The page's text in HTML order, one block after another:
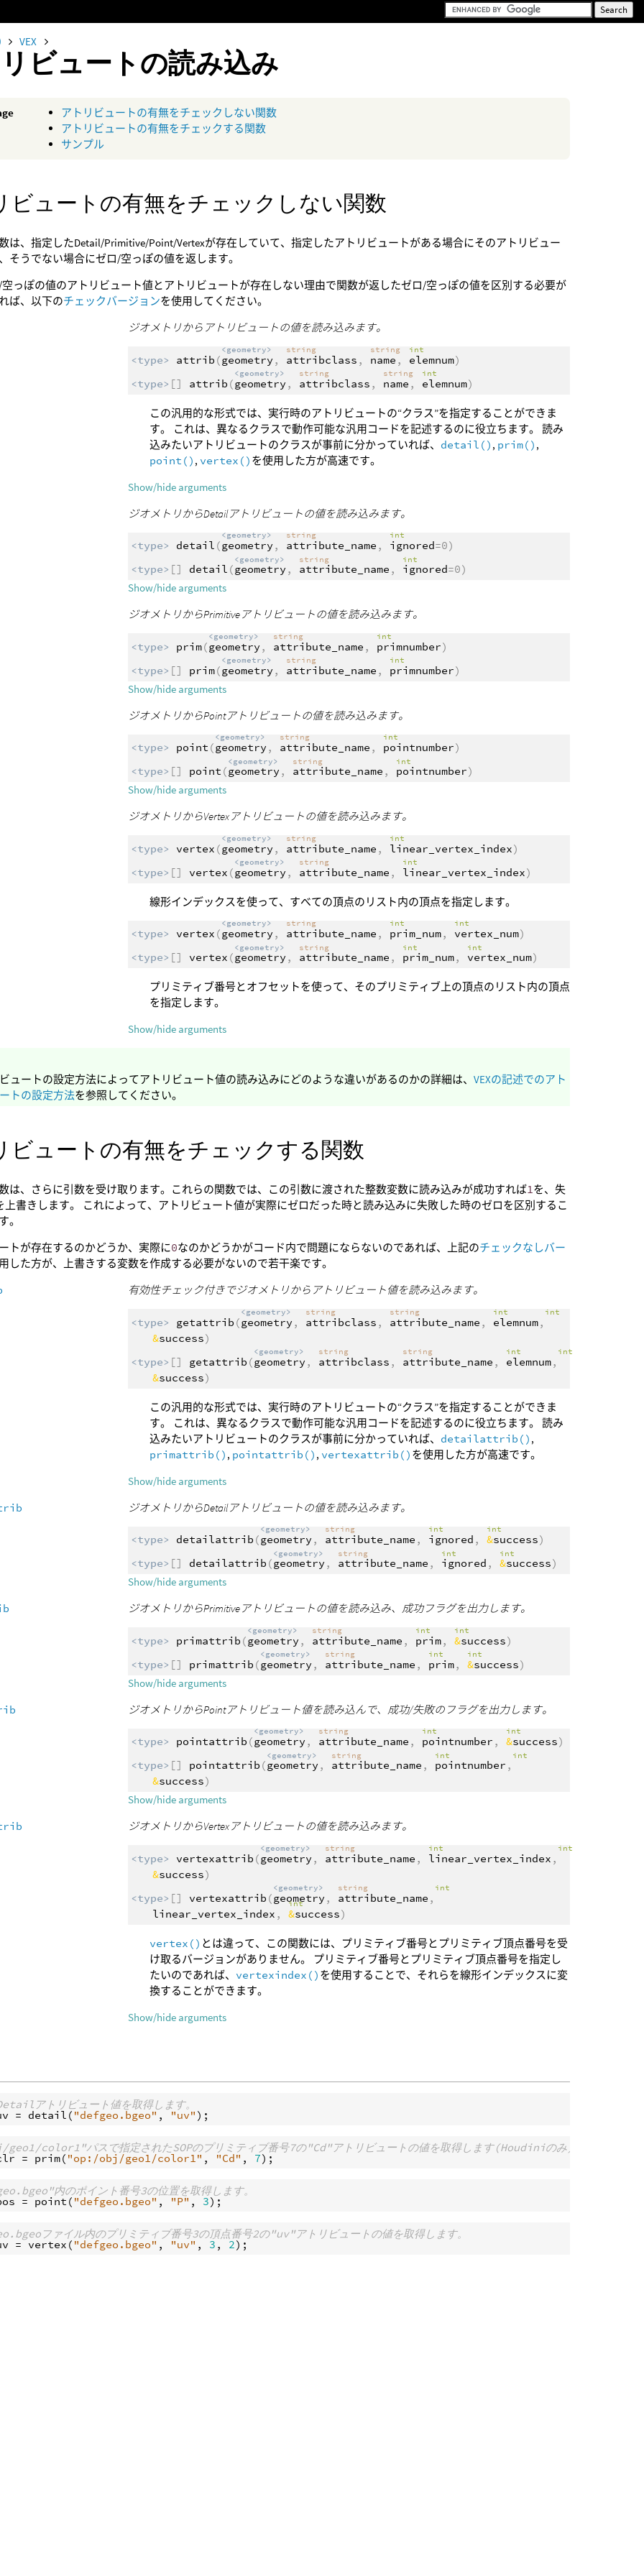
VEX
ビュートの読み込み
アトリビュートの有無をチェックしない関数
アトリビュートの有無をチェックする関数
サンプル
ビュートの有無をチェックしない関数
は、指定したDetail/Primitive/Point/Vertexが存在していて、指定したアトリビュートがある場合にそのアトリビュー
そうでない場合にゼロ/空っぽの値を返します。
っぽの値のアトリビュート値とアトリビュートが存在しない理由で関数が返したゼロ/空っぽの値を区別する必要が
ば、以下のチェックバージョンを使用してください。
ジオメトリからアトリビュートの値を読み込みます。
<type> attrib (
<geometry>
geometry ,
string
attribclass ,
string
name ,
int
elemnum)
<type> [] attrib (
<geometry>
geometry ,
string
attribclass ,
string
name ,
int
elemnum)
この汎用的な形式では、実行時のアトリビュートの“クラス”を指定することができま
す。 これは、異なるクラスで動作可能な汎用コードを記述するのに役立ちます。 読み
込みたいアトリビュートのクラスが事前に分かっていれば、 detail() , prim() ,
point() , vertex() を使用した方が高速です。
Show/hide arguments
ジオメトリからDetailアトリビュートの値を読み込みます。
<type> detail (
<geometry>
geometry ,
string
attribute_name ,
int
ignored=0)
<type> [] detail (
<geometry>
geometry ,
string
attribute_name ,
int
ignored=0)
Show/hide arguments
ジオメトリからPrimitiveアトリビュートの値を読み込みます。
<type> prim(
<geometry>
geometry ,
string
attribute_name ,
int
primnumber)
<type> [] prim(
<geometry>
geometry ,
string
attribute_name ,
int
primnumber)
Show/hide arguments
ジオメトリからPointアトリビュートの値を読み込みます。
<type> point (
<geometry>
geometry ,
string
attribute_name ,
int
pointnumber)
<type> [] point (
<geometry>
geometry ,
string
attribute_name ,
int
pointnumber)
Show/hide arguments
ジオメトリからVertexアトリビュートの値を読み込みます。
<type> vertex (
<geometry>
geometry ,
string
attribute_name ,
int
linear_vertex_index)
<type> [] vertex (
<geometry>
geometry ,
string
attribute_name ,
int
linear_vertex_index)
線形インデックスを使って、すべての頂点のリスト内の頂点を指定します。
<type> vertex (
<geometry>
geometry ,
string
attribute_name ,
int
prim_num,
int
vertex_num)
<type> [] vertex (
<geometry>
geometry ,
string
attribute_name ,
int
prim_num,
int
vertex_num)
プリミティブ番号とオフセットを使って、そのプリミティブ上の頂点のリスト内の頂点
を指定します。
Show/hide arguments
ュートの設定方法によってアトリビュート値の読み込みにどのような違いがあるのかの詳細は、VEXの記述でのアト
トの設定方法を参照してください。
ビュートの有無をチェックする関数
は、さらに引数を受け取ります。これらの関数では、この引数に渡された整数変数に読み込みが成功すれば1を、失
上書きします。 これによって、アトリビュート値が実際にゼロだった時と読み込みに失敗した時のゼロを区別するこ
。
トが存在するのかどうか、実際に0なのかどうかがコード内で問題にならないのであれば、上記のチェックなしバー
した方が、上書きする変数を作成する必要がないので若干楽です。
有効性チェック付きでジオメトリからアトリビュート値を読み込みます。
<type> getattrib (
<geometry>
geometry ,
string
attribclass ,
string
attribute_name ,
int
elemnum,
int
&success)
<type> [] getattrib (
<geometry>
geometry ,
string
attribclass ,
string
attribute_name ,
int
elemnum,
int
&success)
この汎用的な形式では、実行時のアトリビュートの“クラス”を指定することができま
す。 これは、異なるクラスで動作可能な汎用コードを記述するのに役立ちます。 読み
込みたいアトリビュートのクラスが事前に分かっていれば、 detailattrib() ,
primattrib() , pointattrib() , vertexattrib() を使用した方が高速です。
Show/hide arguments
ジオメトリからDetailアトリビュートの値を読み込みます。
<type> detailattrib (
<geometry>
geometry ,
string
attribute_name ,
int
ignored ,
int
&success)
<type> [] detailattrib (
<geometry>
geometry ,
string
attribute_name ,
int
ignored ,
int
&success)
Show/hide arguments
ジオメトリからPrimitiveアトリビュートの値を読み込み、成功フラグを出力します。
<type> primattrib (
<geometry>
geometry ,
string
attribute_name ,
int
prim,
int
&success)
<type> [] primattrib (
<geometry>
geometry ,
string
attribute_name ,
int
prim,
int
&success)
Show/hide arguments
ジオメトリからPointアトリビュート値を読み込んで、成功/失敗のフラグを出力します。
<type> pointattrib (
<geometry>
geometry ,
string
attribute_name ,
int
pointnumber ,
int
&success)
<type> [] pointattrib (
<geometry>
geometry ,
string
attribute_name ,
int
pointnumber ,
int
&success)
Show/hide arguments
ジオメトリからVertexアトリビュートの値を読み込みます。
<type> vertexattrib (
<geometry>
geometry ,
string
attribute_name ,
int
linear_vertex_index ,
int
&success)
<type> [] vertexattrib (
<geometry>
geometry ,
string
attribute_name ,
int
linear_vertex_index ,
int
&success)
vertex() とは違って、この関数には、プリミティブ番号とプリミティブ頂点番号を受
け取るバージョンがありません。 プリミティブ番号とプリミティブ頂点番号を指定し
たいのであれば、 vertexindex() を使用することで、それらを線形インデックスに変
換することができます。
Show/hide arguments
アトリビュート値を取得します。
= detail ( "defgeo.bgeo" , "uv"
color1"パスで指定されたSOPのプリミティブ番号7の"Cd"アトリビュートの値を取得します(Houdiniのみ)。
= prim( "op:/obj/geo1/color1" , "Cd" , 7
内のポイント番号3の位置を取得します。
= point ( "defgeo.bgeo" , "P" , 3
ファイル内のプリミティブ番号3の頂点番号2の"uv"アトリビュートの値を取得します。
= vertex ( "defgeo.bgeo" , "uv" , 3 , 2